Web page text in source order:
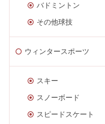
バドミントン
その他球技
ウィンタースポーツ
スキー
スノーボード
スピードスケート